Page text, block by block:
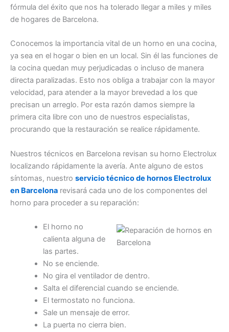
fórmula del éxito que nos ha tolerado llegar a miles y miles
de hogares de Barcelona.
Conocemos la importancia vital de un horno en una cocina,
ya sea en el hogar o bien en un local. Sin él las funciones de
la cocina quedan muy perjudicadas o incluso de manera
directa paralizadas. Esto nos obliga a trabajar con la mayor
velocidad, para atender a la mayor brevedad a los que
precisan un arreglo. Por esta razón damos siempre la
primera cita libre con uno de nuestros especialistas,
procurando que la restauración se realice rápidamente.
Nuestros técnicos en Barcelona revisan su horno Electrolux
localizando rápidamente la avería. Ante alguno de estos
síntomas, nuestro servicio técnico de hornos Electrolux
en Barcelona revisará cada uno de los componentes del
horno para proceder a su reparación:
El horno no
calienta alguna de
las partes.
No se enciende.
No gira el ventilador de dentro.
Salta el diferencial cuando se enciende.
El termostato no funciona.
Sale un mensaje de error.
La puerta no cierra bien.